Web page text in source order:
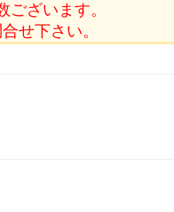
ざいます。
せ下さい。